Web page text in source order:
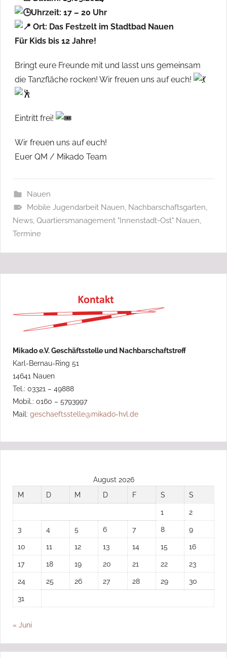
Uhrzeit: 17 – 20 Uhr
Ort: Das Festzelt im Stadtbad Nauen
Für Kids bis 12 Jahre!
Bringt eure Freunde mit und lasst uns gemeinsam
die Tanzfläche rocken! Wir freuen uns auf euch!
Eintritt frei!
Wir freuen uns auf euch!
Euer QM / Mikado Team
Nauen
Mobile Jugendarbeit Nauen, Nachbarschaftsgarten,
News, Quartiersmanagement "Innenstadt-Ost" Nauen,
Termine
Mikado e.V. Geschäftsstelle und Nachbarschaftstreff
Karl-Bernau-Ring 51
14641 Nauen
Tel.: 03321 – 49888
Mobil.: 0160 – 5793997
Mail: geschaeftsstelle@mikado-hvl.de
August 2026
M
D M D F S
S
1
2
3
4 5 6 7 8
9
10
11 12 13 14 15
16
17
18 19 20 21 22
23
24
25 26 27 28 29
30
31
« Juni